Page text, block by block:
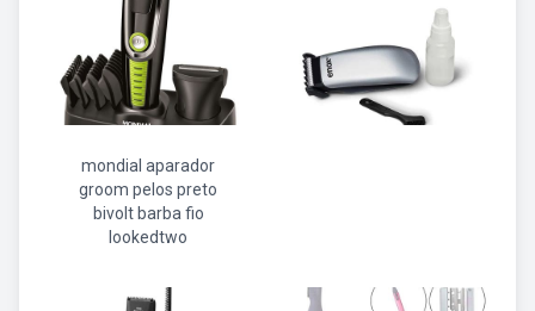
mondial aparador
groom pelos preto
bivolt barba fio
lookedtwo